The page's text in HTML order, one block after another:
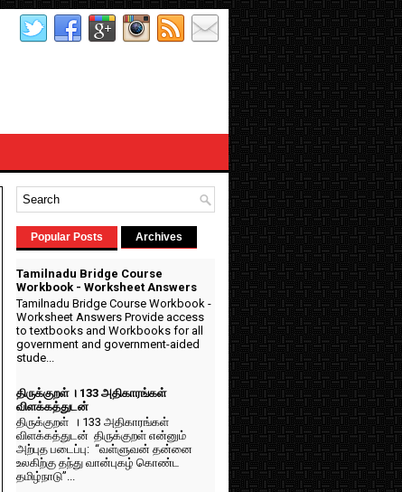
Popular Posts Archives
Tamilnadu Bridge Course
Workbook - Worksheet Answers
Tamilnadu Bridge Course Workbook -
Worksheet Answers Provide access
to textbooks and Workbooks for all
government and government-aided
stude...
திருக்குறள் । 133 அதிகாரங்கள்
விளக்கத்துடன்
திருக்குறள் । 133 அதிகாரங்கள்
விளக்கத்துடன் திருக்குறள் என்னும்
அற்புத படைப்பு: “வள்ளுவன் தன்னை
உலகிற்கு தந்து வான்புகழ் கொண்ட
தமிழ்நாடு”...